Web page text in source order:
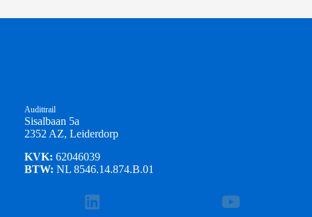
Audittrail
Sisalbaan 5a
2352 AZ, Leiderdorp
KVK: 62046039
BTW: NL 8546.14.874.B.01